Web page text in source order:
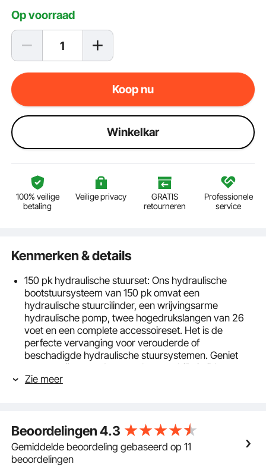
Op voorraad
Koop nu
Winkelkar
100% veilige
betaling
Veilige privacy
GRATIS
retourneren
Professionele
service
Kenmerken & details
150 pk hydraulische stuurset: Ons hydraulische
bootstuursysteem van 150 pk omvat een
hydraulische stuurcilinder, een wrijvingsarme
hydraulische pomp, twee hogedrukslangen van 26
voet en een complete accessoireset. Het is de
perfecte vervanging voor verouderde of
beschadigde hydraulische stuursystemen. Geniet
van ongeëvenaarde controle en stabiliteit tijdens uw
zeereizen!
een luchtzak. Dit verbetert niet alleen de
betrouwbaarheid, veiligheid en duurzaamheid, maar
verlaagt ook de exploitatie- en onderhoudskosten op
Zie meer
Beoordelingen4.3
Gemiddelde beoordeling gebaseerd op 11
beoordelingen